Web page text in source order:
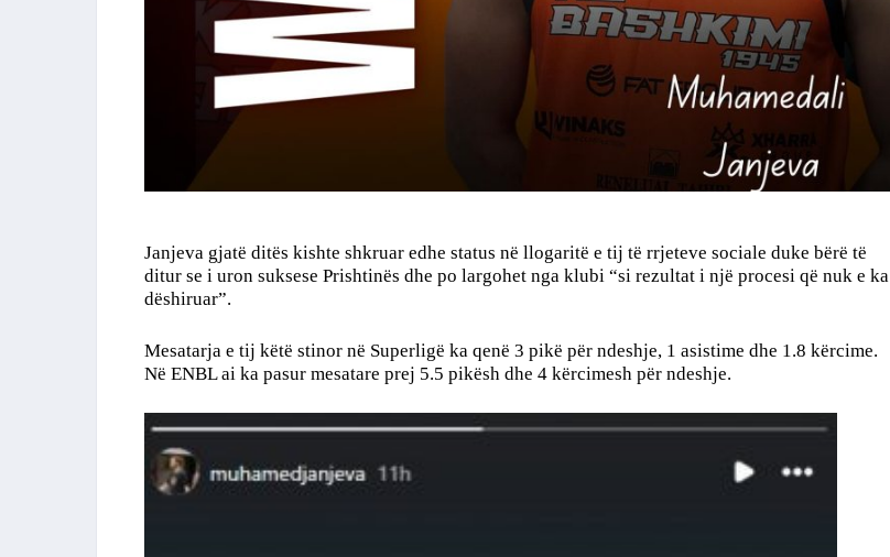
Janjeva gjatë ditës kishte shkruar edhe status në llogaritë e tij të rrjeteve sociale duke bërë të
ditur se i uron suksese Prishtinës dhe po largohet nga klubi “si rezultat i një procesi që nuk e ka
dëshiruar”.
Mesatarja e tij këtë stinor në Superligë ka qenë 3 pikë për ndeshje, 1 asistime dhe 1.8 kërcime.
Në ENBL ai ka pasur mesatare prej 5.5 pikësh dhe 4 kërcimesh për ndeshje.